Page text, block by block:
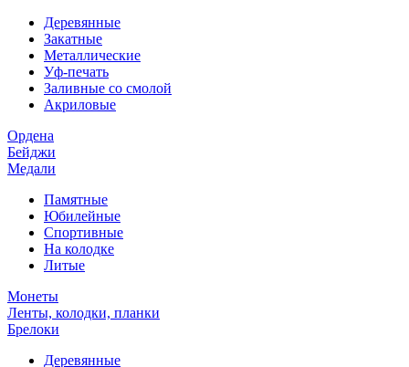
Деревянные
Закатные
Металлические
Уф-печать
Заливные со смолой
Акриловые
Ордена
Бейджи
Медали
Памятные
Юбилейные
Спортивные
На колодке
Литые
Монеты
Ленты, колодки, планки
Брелоки
Деревянные